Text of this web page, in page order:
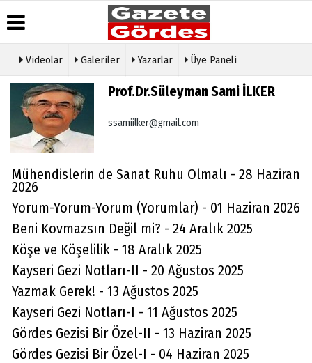
Üye Paneli
Haber
Arşivi
Gazete
Arşivi
Günün
Haberleri
Hava
Durumu
Gazete
Manşetleri
Biyografiler
Yazarları
Video
Galeri
Etkinlikler
Künye
İlkeleri
Videolar Galeriler Yazarlar Üye Paneli
Prof.Dr.Süleyman Sami İLKER
ssamiilker@gmail.com
Mühendislerin de Sanat Ruhu Olmalı - 28 Haziran
2026
Yorum-Yorum-Yorum (Yorumlar) - 01 Haziran 2026
Beni Kovmazsın Değil mi? - 24 Aralık 2025
Köşe ve Köşelilik - 18 Aralık 2025
Kayseri Gezi Notları-II - 20 Ağustos 2025
Yazmak Gerek! - 13 Ağustos 2025
Kayseri Gezi Notları-I - 11 Ağustos 2025
Gördes Gezisi Bir Özel-II - 13 Haziran 2025
Gördes Gezisi Bir Özel-I - 04 Haziran 2025